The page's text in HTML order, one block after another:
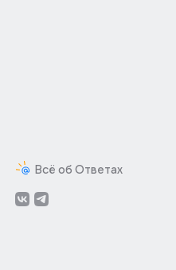
Всё об Ответах